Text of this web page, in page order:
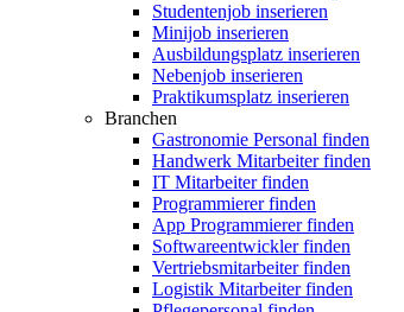
Studentenjob inserieren
Minijob inserieren
Ausbildungsplatz inserieren
Nebenjob inserieren
Praktikumsplatz inserieren
Branchen
Gastronomie Personal finden
Handwerk Mitarbeiter finden
IT Mitarbeiter finden
Programmierer finden
App Programmierer finden
Softwareentwickler finden
Vertriebsmitarbeiter finden
Logistik Mitarbeiter finden